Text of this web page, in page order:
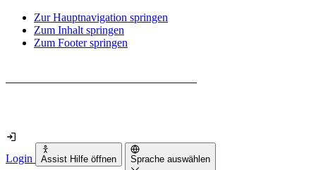
Zur Hauptnavigation springen
Zum Inhalt springen
Zum Footer springen
Login Assist Hilfe öffnen Sprache auswählen